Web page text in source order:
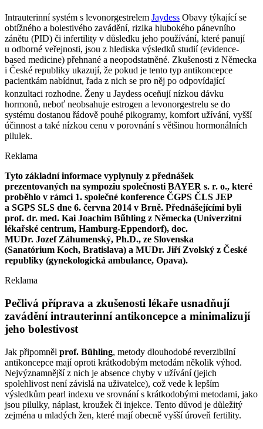
Intrauterinní systém s levonorgestrelem Jaydess Obavy týkající se
obtížného a bolestivého zavádění, rizika hlubokého pánevního
zánětu (PID) či infertility v důsledku jeho používání, které panují
u odborné veřejnosti, jsou z hlediska výsledků studií (evidence-
based medicine) přehnané a neopodstatněné. Zkušenosti z Německa
i České republiky ukazují, že pokud je tento typ antikoncepce
pacientkám nabídnut, řada z nich se pro něj po odpovídající
konzultaci rozhodne. Ženy u Jaydess oceňují nízkou dávku
hormonů, neboť neobsahuje estrogen a levonorgestrelu se do
systému dostanou řádově pouhé pikogramy, komfort užívání, vyšší
účinnost a také nízkou cenu v porovnání s většinou hormonálních
pilulek.
Reklama
Tyto základní informace vyplynuly z přednášek
prezentovaných na sympoziu společnosti BAYER s. r. o., které
proběhlo v rámci 1. společné konference ČGPS ČLS JEP
a SGPS SLS dne 6. června 2014 v Brně. Přednášejícími byli
prof. dr. med. Kai Joachim Bűhling z Německa (Univerzitní
lékařské centrum, Hamburg-Eppendorf), doc.
MUDr. Jozef Záhumenský, Ph.D., ze Slovenska
(Sanatórium Koch, Bratislava) a MUDr. Jiří Zvolský z České
republiky (gynekologická ambulance, Opava).
Reklama
Pečlivá příprava a zkušenosti lékaře usnadňují
zavádění intrauterinní antikoncepce a minimalizují
jeho bolestivost
Jak připomněl prof. Bühling, metody dlouhodobé reverzibilní
antikoncepce mají oproti krátkodobým metodám několik výhod.
Nejvýznamnější z nich je absence chyby v užívání (jejich
spolehlivost není závislá na uživatelce), což vede k lepším
výsledkům pearl indexu ve srovnání s krátkodobými metodami, jako
jsou pilulky, náplast, kroužek či injekce. Tento důvod je důležitý
zejména u mladých žen, které mají obecně vyšší úroveň fertility.